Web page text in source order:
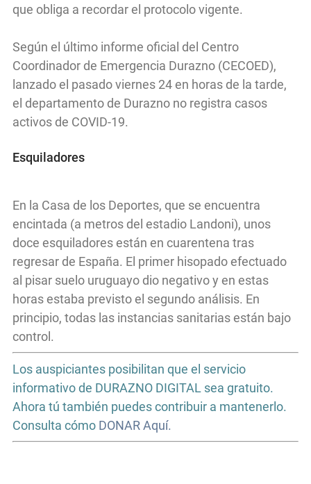
que obliga a recordar el protocolo vigente.
Según el último informe oficial del Centro
Coordinador de Emergencia Durazno (CECOED),
lanzado el pasado viernes 24 en horas de la tarde,
el departamento de Durazno no registra casos
activos de COVID-19.
Esquiladores
En la Casa de los Deportes, que se encuentra
encintada (a metros del estadio Landoni), unos
doce esquiladores están en cuarentena tras
regresar de España. El primer hisopado efectuado
al pisar suelo uruguayo dio negativo y en estas
horas estaba previsto el segundo análisis. En
principio, todas las instancias sanitarias están bajo
control.
Los auspiciantes posibilitan que el servicio
informativo de DURAZNO DIGITAL sea gratuito.
Ahora tú también puedes contribuir a mantenerlo.
Consulta cómo DONAR Aquí.